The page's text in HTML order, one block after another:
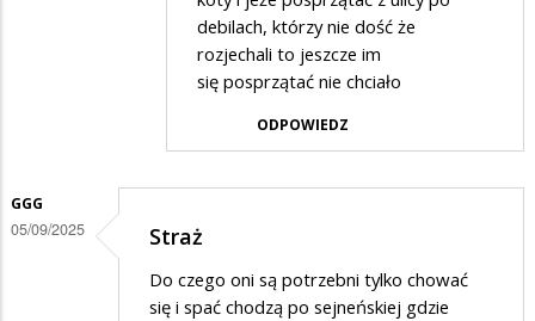
debilach, którzy nie dość że
rozjechali to jeszcze im
się posprzątać nie chciało
ODPOWIEDZ
GGG
05/09/2025 Straż
Do czego oni są potrzebni tylko chować
się i spać chodzą po sejneńskiej gdzie